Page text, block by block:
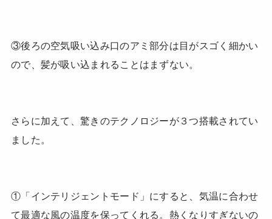
③後ろの空気吸い込み口のアミ部分は目がスゴく細かい
ので、髪が吸い込まれることはまずない。
さらに加えて、驚きのテクノロジーが３つ搭載されてい
ました。
①「インテリジェントモード」にすると、気温に合わせ
て最適な風の温度を保ってくれる。熱くなりすぎないの